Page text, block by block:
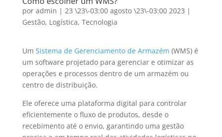
por admin | 23 \23\-03:00 agosto \23\-03:00 2023 |
Gestão, Logística, Tecnologia
Um Sistema de Gerenciamento de Armazém (WMS) é
um software projetado para gerenciar e otimizar as
operações e processos dentro de um armazém ou
centro de distribuição.
Ele oferece uma plataforma digital para controlar
eficientemente o fluxo de produtos, desde o
recebimento até o envio, garantindo uma gestão